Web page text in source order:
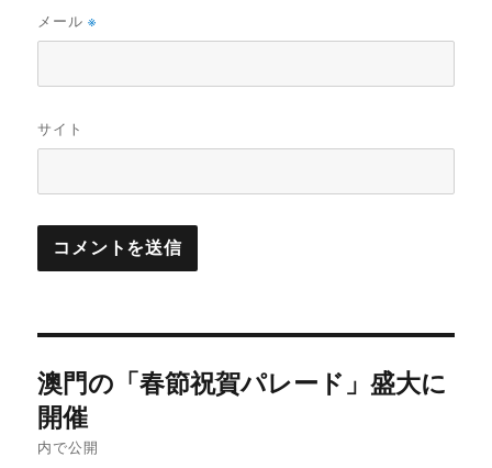
メール※
サイト
稿
ナ
澳門の「春節祝賀パレード」盛大に
開催
内で公開